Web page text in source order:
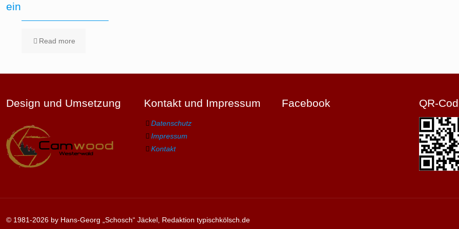
ein
Read more
Design und Umsetzung Kontakt und Impressum
Datenschutz
Impressum
Kontakt
Facebook QR-
© 1981-2026 by Hans-Georg „Schosch“ Jäckel, Redaktion typischkölsch.de